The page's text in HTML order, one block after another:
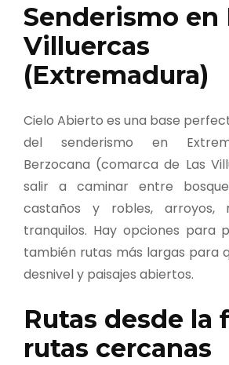
Senderismo en
Villuercas
(Extremadura)
Cielo Abierto es una base
del senderismo en
Berzocana (comarca de Las
salir a caminar entre
castaños y robles, arroyos,
tranquilos. Hay opciones para
también rutas más largas para
desnivel y paisajes abiertos.
Rutas desde la
rutas cercanas